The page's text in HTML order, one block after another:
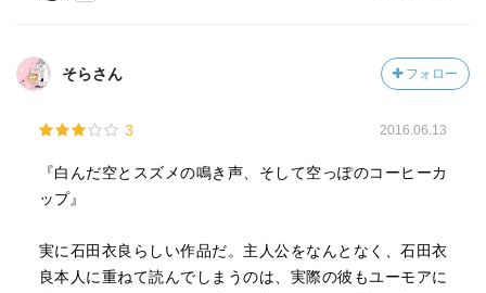
そらさん フォロー
3 2016.06.13
『白んだ空とスズメの鳴き声、そして空っぽのコーヒーカ
ップ』
実に石田衣良らしい作品だ。主人公をなんとなく、石田衣
良本人に重ねて読んでしまうのは、実際の彼もユーモアに